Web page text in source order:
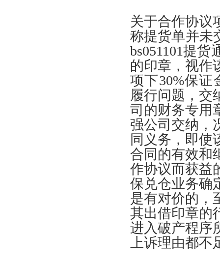
关于合作协议
称提货单并未
bs051101提货
的印章 ， 视作
项下30%保证
履行问题 ， 交
司的财务专用
强公司交纳 ，
同义务 ， 即使
合同的有效和
作协议而获益
保兑仓业务确
是有对价的 ，
其出借印章的
进入破产程序
上诉理由都